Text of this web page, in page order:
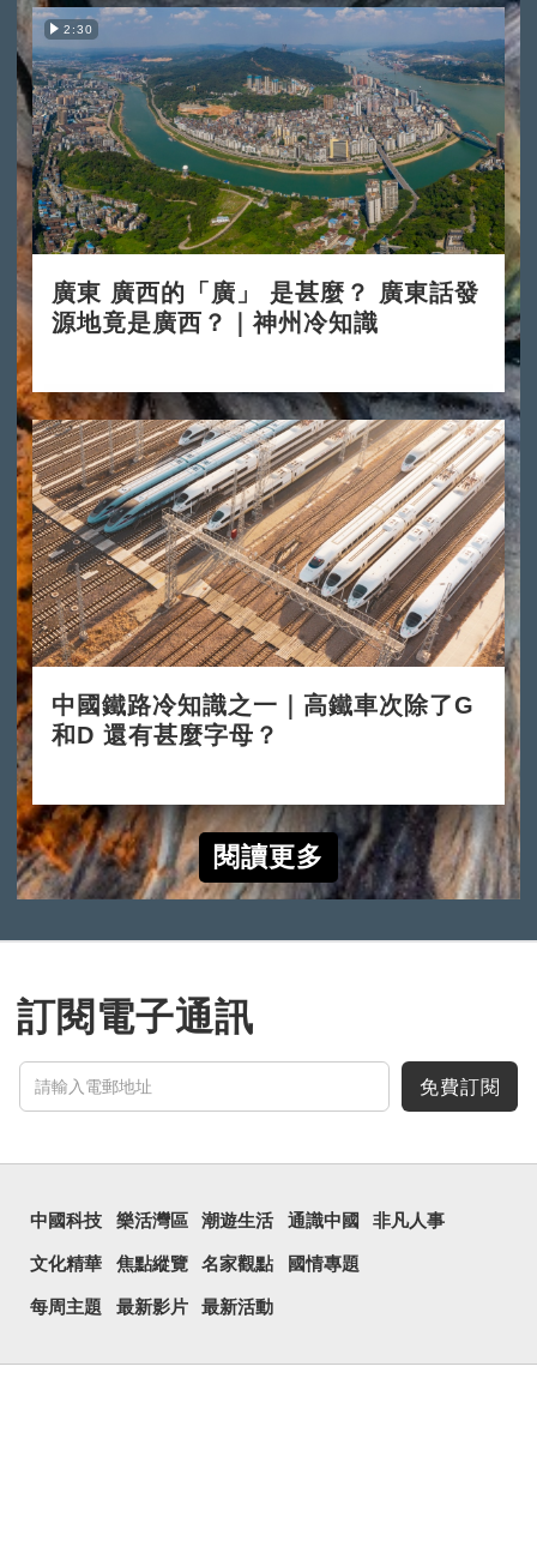
2:30
廣東 廣西的「廣」 是甚麼？ 廣東話發
源地竟是廣西？｜神州冷知識
中國鐵路冷知識之一｜高鐵車次除了G
和D 還有甚麼字母？
閱讀更多
訂閱電子通訊
免費訂閱
中國科技 樂活灣區 潮遊生活 通識中國 非凡人事
文化精華 焦點縱覽 名家觀點 國情專題
每周主題 最新影片 最新活動